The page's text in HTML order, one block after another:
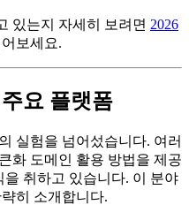
있는지 자세히 보려면 2026
보세요.
요 플랫폼
실험을 넘어섰습니다. 여러
화 도메인 활용 방법을 제공
취하고 있습니다. 이 분야
히 소개합니다.